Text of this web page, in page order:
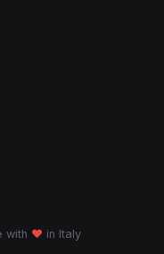
with ♥ in Italy